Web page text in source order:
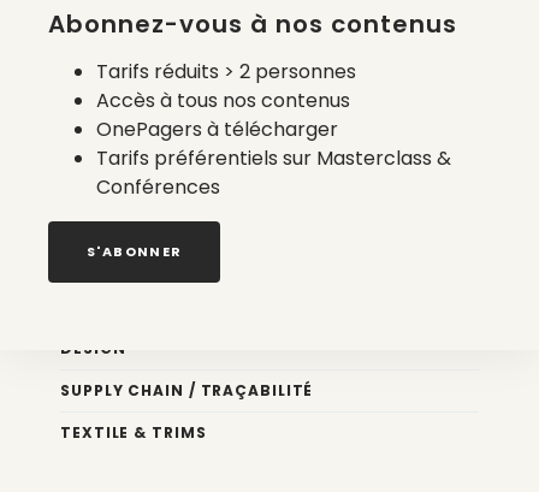
2 août 2026
DESIGN
SUPPLY CHAIN / TRAÇABILITÉ
TEXTILE & TRIMS
Abonnez-vous à nos contenus
Tarifs réduits > 2 personnes
Accès à tous nos contenus
OnePagers à télécharger
Tarifs préférentiels sur Masterclass &
Conférences
S'ABONNER